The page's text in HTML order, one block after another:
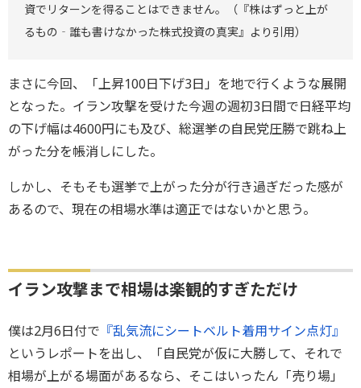
資でリターンを得ることはできません。（『株はずっと上が
るもの‐誰も書けなかった株式投資の真実』より引用）
まさに今回、「上昇100日下げ3日」を地で行くような展開
となった。イラン攻撃を受けた今週の週初3日間で日経平均
の下げ幅は4600円にも及び、総選挙の自民党圧勝で跳ね上
がった分を帳消しにした。
しかし、そもそも選挙で上がった分が行き過ぎだった感が
あるので、現在の相場水準は適正ではないかと思う。
イラン攻撃まで相場は楽観的すぎただけ
僕は2月6日付で 『乱気流にシートベルト着用サイン点灯』
というレポートを出し、「自民党が仮に大勝して、それで
相場が上がる場面があるなら、そこはいったん「売り場」